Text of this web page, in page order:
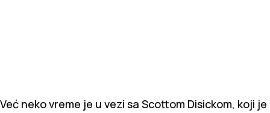
Već neko vreme je u vezi sa Scottom Disickom, koji je